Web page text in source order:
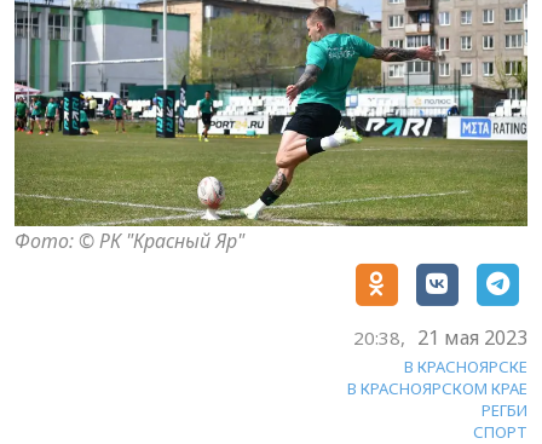
Фото: © РК "Красный Яр"
20:38, 21 мая 2023
В КРАСНОЯРСКЕ
В КРАСНОЯРСКОМ КРАЕ
РЕГБИ
СПОРТ